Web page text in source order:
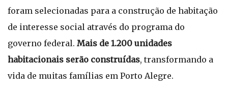
foram selecionadas para a construção de habitação
de interesse social através do programa do
governo federal. Mais de 1.200 unidades
habitacionais serão construídas, transformando a
vida de muitas famílias em Porto Alegre.